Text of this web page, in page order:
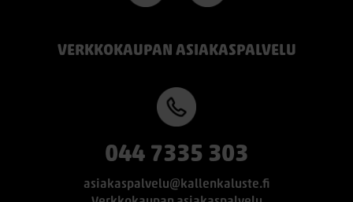
VERKKOKAUPAN ASIAKASPALVELU
044 7335 303
asiakaspalvelu@kallenkaluste.fi